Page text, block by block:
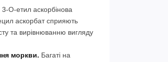
3-O-етил аскорбінова
аскорбат сприяють
та вирівнюванню вигляду
моркви. Багаті на